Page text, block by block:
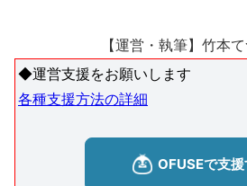
【運営・執筆】竹本
◆運営支援をお願いします
各種支援方法の詳細